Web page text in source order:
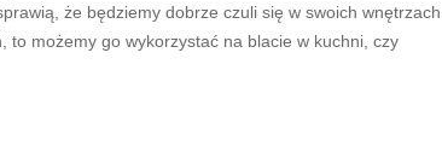
że będziemy dobrze czuli się w swoich wnętrzach.
to możemy go wykorzystać na blacie w kuchni, czy